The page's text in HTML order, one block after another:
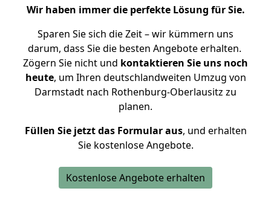
Wir haben immer die perfekte Lösung für Sie.
Sparen Sie sich die Zeit – wir kümmern uns
darum, dass Sie die besten Angebote erhalten.
Zögern Sie nicht und kontaktieren Sie uns noch
heute, um Ihren deutschlandweiten Umzug von
Darmstadt nach Rothenburg-Oberlausitz zu
planen.
Füllen Sie jetzt das Formular aus, und erhalten
Sie kostenlose Angebote.
Kostenlose Angebote erhalten